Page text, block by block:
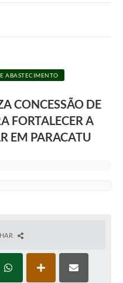
ABASTECIMENTO
CONCESSÃO DE
FORTALECER A
EM PARACATU